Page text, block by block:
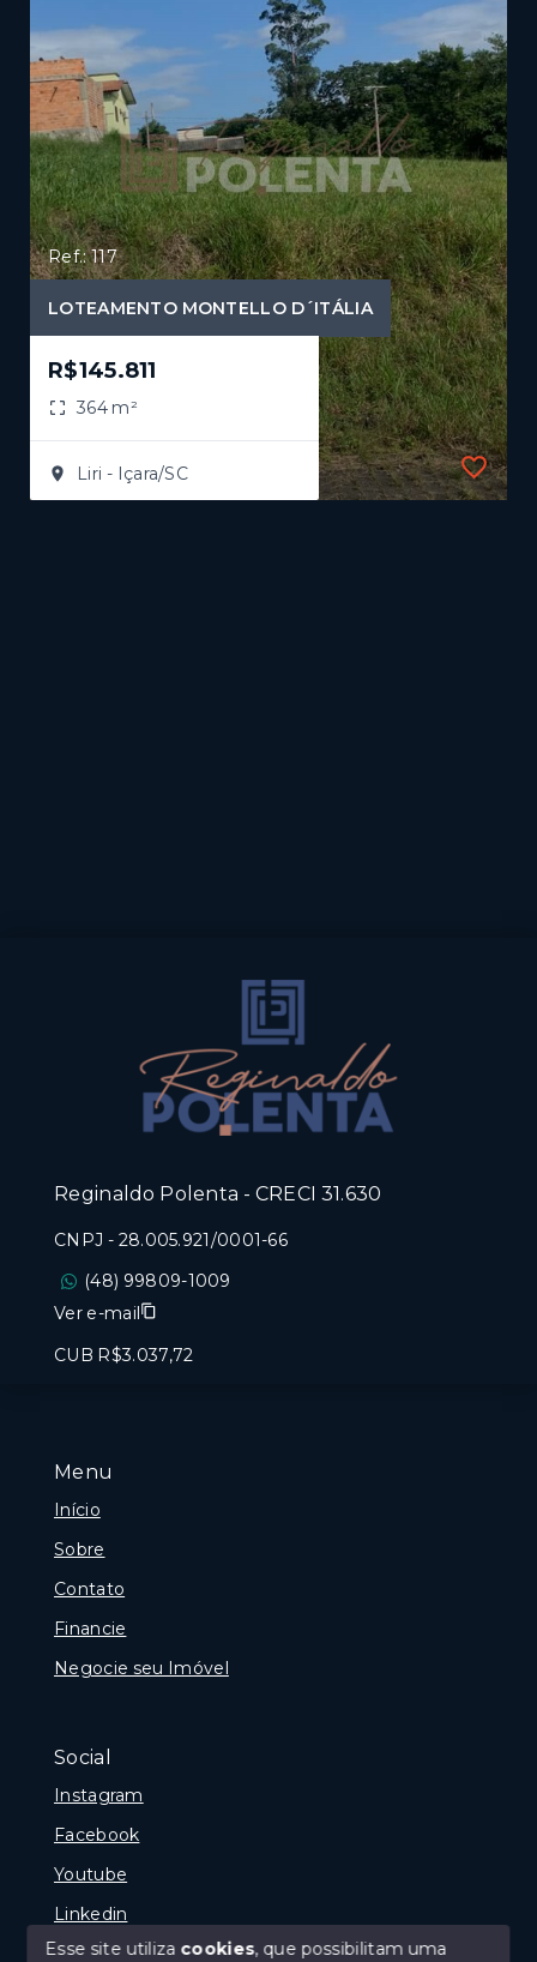
Ref.: 117
LOTEAMENTO MONTELLO D´ITÁLIA
R$145.811
364 m²
Liri - Içara/SC
Menu
Início
Sobre
Contato
Financie
Negocie seu Imóvel
Social
Instagram
Facebook
Youtube
Linkedin
Reginaldo Polenta - CRECI 31.630
CNPJ - 28.005.921/0001-66
(48) 99809-1009
Ver e-mail
CUB R$3.037,72
Esse site utiliza cookies, que possibilitam uma